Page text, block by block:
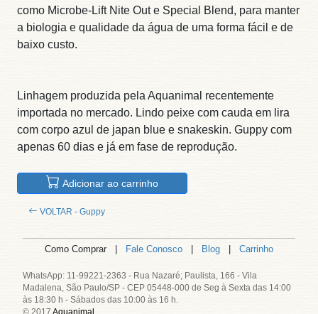
como Microbe-Lift Nite Out e Special Blend, para manter
a biologia e qualidade da água de uma forma fácil e de
baixo custo.
Linhagem produzida pela Aquanimal recentemente
importada no mercado. Lindo peixe com cauda em lira
com corpo azul de japan blue e snakeskin. Guppy com
apenas 60 dias e já em fase de reprodução.
Adicionar ao carrinho
VOLTAR - Guppy
Como Comprar | Fale Conosco | Blog | Carrinho
WhatsApp: 11-99221-2363 - Rua Nazaré; Paulista, 166 - Vila
Madalena, São Paulo/SP - CEP 05448-000 de Seg à Sexta das 14:00
às 18:30 h - Sábados das 10:00 às 16 h.
© 2017 Aquanimal